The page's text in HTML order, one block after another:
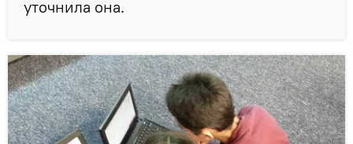
уточнила она.